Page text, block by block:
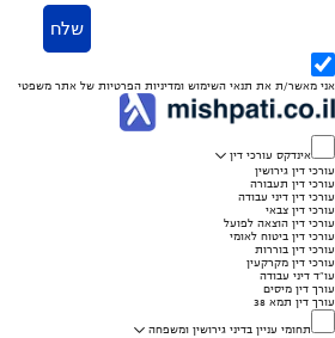
שלח
אני מאשר/ת את תנאי השימוש ומדיניות הפרטיות של אתר משפטי
אינדקס עורכי דין
עורכי דין גירושין
עורכי דין תעבורה
עורכי דין דיני עבודה
עורכי דין צבאי
עורכי דין הוצאה לפועל
עורכי דין ביטוח לאומי
עורכי דין בוררות
עורכי דין מקרקעין
עו"ד דיני עבודה
עורך דין מיסים
עורך דין תמא 38
תחומי עניין בדיני גירושין ומשפחה